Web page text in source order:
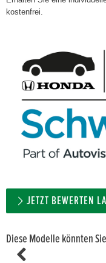
kostenfrei.
JETZT BEWERTEN
Diese Modelle könnten